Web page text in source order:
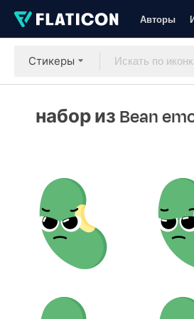
Авторы
Стикеры
набор из Bean